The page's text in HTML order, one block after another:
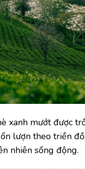
xanh mướt được
lượn theo triền
nhiên sống động.